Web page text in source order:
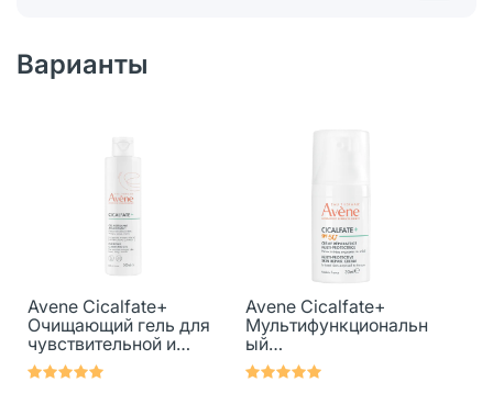
Варианты
Avene Cicalfate+
Очищающий гель для
чувствительной и
раздраженной кожи
200 мл 1 шт
Avene Cicalfate+
Мультифункциональн
ый
восстанавливающий
крем для кожи